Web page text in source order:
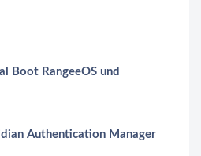
Boot RangeeOS und
Authentication Manager